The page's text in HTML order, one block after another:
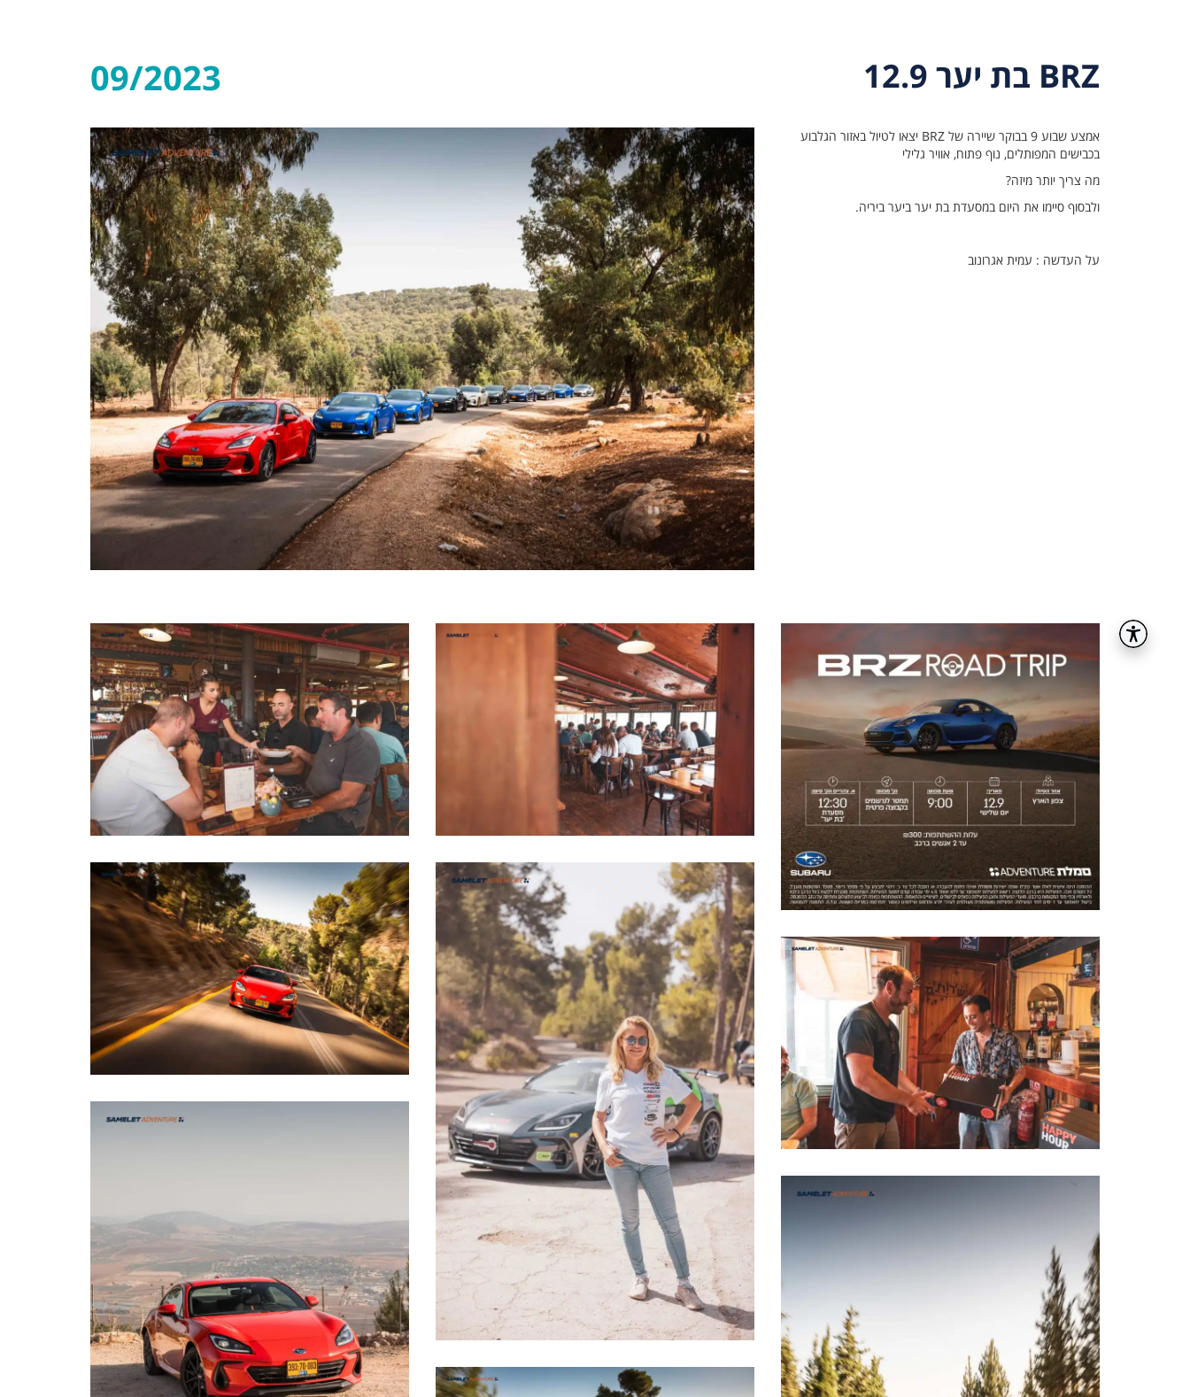
BRZ בת יער 12.9 09/2023
אמצע שבוע 9 בבוקר שיירה של BRZ יצאו לטיול באזור הגלבוע
בכבישים המפותלים, נוף פתוח, אוויר גלילי
מה צריך יותר מיזה?
ולבסוף סיימו את היום במסעדת בת יער ביער ביריה.
על העדשה : עמית אגרונוב